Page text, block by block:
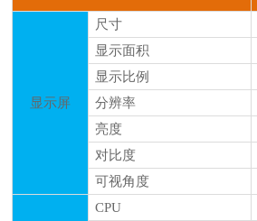
显示屏
尺寸
显示面积
显示比例
分辨率
亮度
对比度
可视角度
CPU